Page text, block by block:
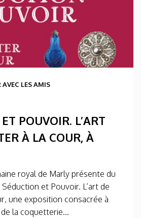
AVEC LES AMIS
POUVOIR. L’ART
À LA COUR, À
royal de Marly présente du
et Pouvoir. L’art de
une exposition consacrée à
la coquetterie...